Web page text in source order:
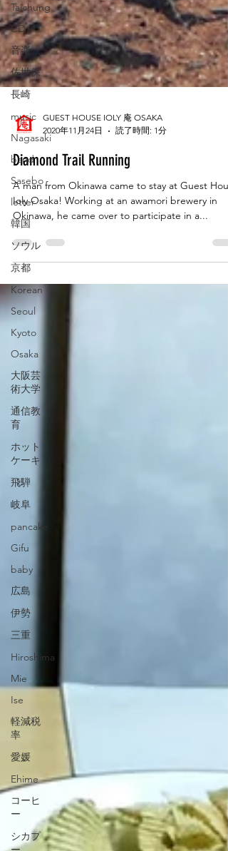
Taichung
CD
音楽
佐世保
長崎
music
Nagasaki
band
Sasebo
letter
韓国
ソウル
京都
Korean
Seoul
Kyoto
Osaka
大阪芸
術大学
通信教
育
ホット
ケーキ
飛騨
岐阜
pancake
Gifu
baby
広島
伊勢
三重
Hiroshima
Mie
Ise
軽減税
率
愛媛
Ehime
コーヒ
ー
シカプ
2020年11月24日
読了時間: 1分
Diamond Trail Running
A man from Okinawa came to stay at Guest
Ioly Osaka! Working at an awamori brewery in
Okinawa, he came over to participate in a...